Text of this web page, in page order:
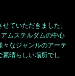
ていただきました。
ムステルダムの中心
なジャンルのアーテ
素晴らしい場所でし